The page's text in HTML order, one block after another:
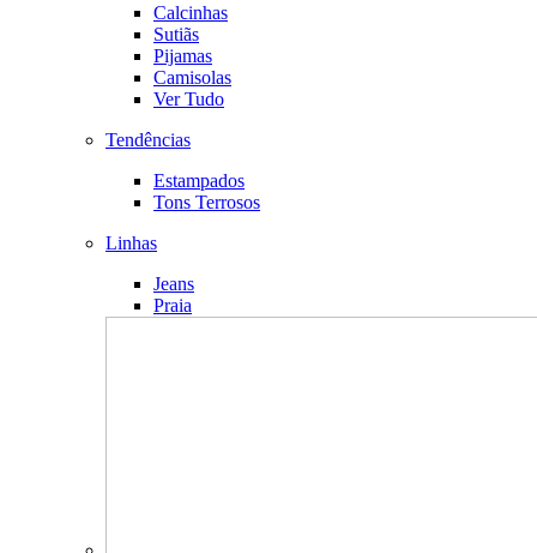
Calcinhas
Sutiãs
Pijamas
Camisolas
Ver Tudo
Tendências
Estampados
Tons Terrosos
Linhas
Jeans
Praia